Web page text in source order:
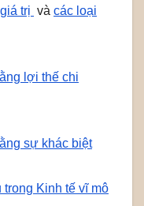
trị và các loại
lợi thế chi
sự khác biệt
trong Kinh tế vĩ mô